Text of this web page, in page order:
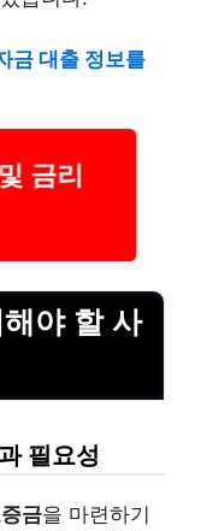
금 대출 정보를
금리
야 할 사
필요성
금을 마련하기